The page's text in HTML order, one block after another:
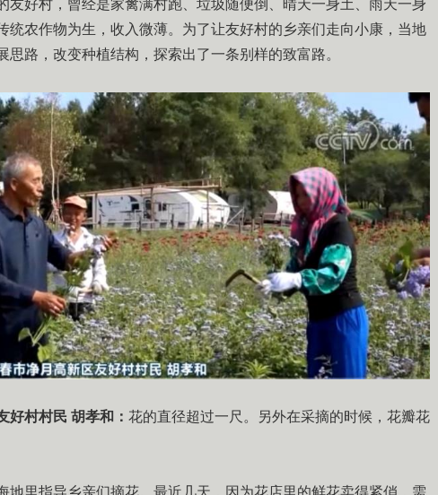
友好村，曾经是家禽满村跑、垃圾随便倒、晴天一身土、雨天一身
统农作物为生，收入微薄。为了让友好村的乡亲们走向小康，当地
思路，改变种植结构，探索出了一条别样的致富路。
好村村民 胡孝和： 花的直径超过一尺。另外在采摘的时候，花瓣花